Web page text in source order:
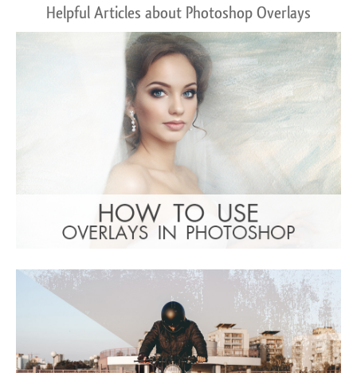
Helpful Articles about Photoshop Overlays